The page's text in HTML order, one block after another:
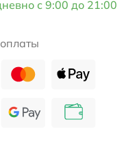
с 9:00 до 21:00